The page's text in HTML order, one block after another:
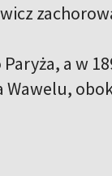
a w
Wawelu,